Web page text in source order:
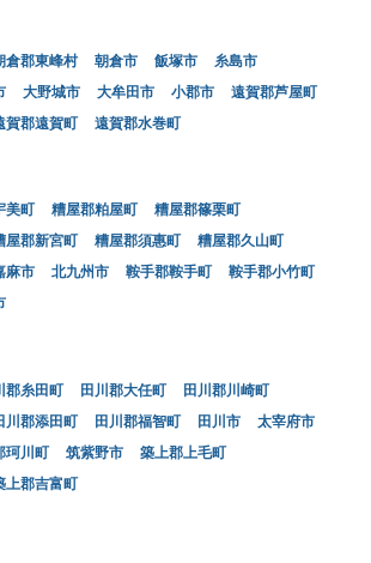
倉郡東峰村 朝倉市 飯塚市
糸島市
大野城市 大牟田市 小郡市
遠賀郡芦屋町
賀郡遠賀町 遠賀郡水巻町
美町 糟屋郡粕屋町
糟屋郡篠栗町
屋郡新宮町 糟屋郡須惠町
糟屋郡久山町
麻市 北九州市 鞍手郡鞍手町
鞍手郡小竹町
郡糸田町 田川郡大任町
田川郡川崎町
川郡添田町 田川郡福智町 田川市
太宰府市
珂川町 筑紫野市
築上郡上毛町
上郡吉富町